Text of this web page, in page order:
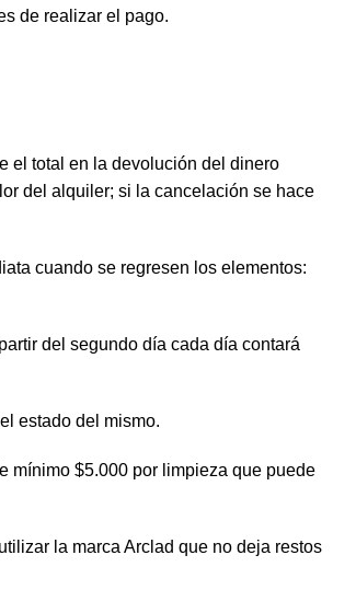
de realizar el pago.
el total en la devolución del dinero
del alquiler; si la cancelación se hace
cuando se regresen los elementos:
del segundo día cada día contará
estado del mismo.
mínimo $5.000 por limpieza que puede
la marca Arclad que no deja restos